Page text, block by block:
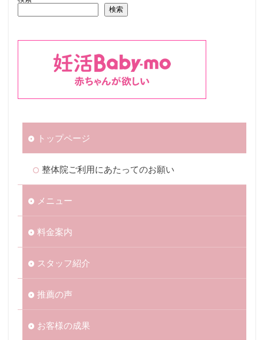
検索
トップページ
整体院ご利用にあたってのお願い
メニュー
料金案内
スタッフ紹介
推薦の声
お客様の成果